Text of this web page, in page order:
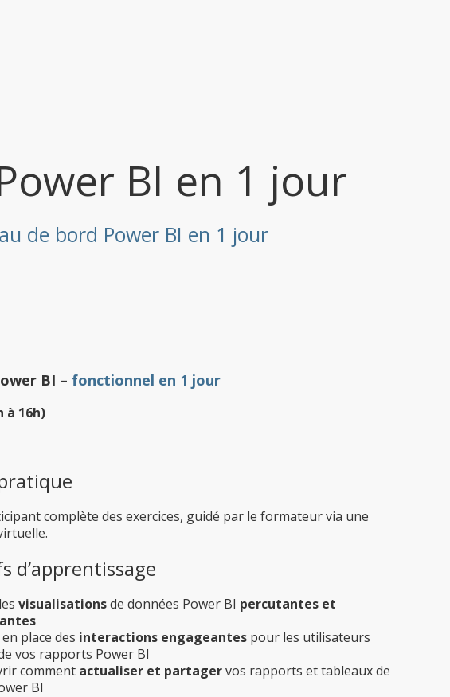
BI en 1 jour
de bord Power BI en 1 jour
BI – fonctionnel en 1 jour
à 16h)
complète des exercices, guidé par le formateur via une
d’apprentissage
visualisationsde données Power BI percutantes et
place des interactions engageantes pour les utilisateurs
vos rapports Power BI
comment actualiser et partagervos rapports et tableaux de
BI